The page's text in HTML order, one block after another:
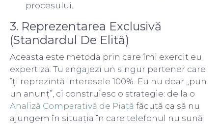
procesului.
3. Reprezentarea Exclusivă
(Standardul De Elită)
Aceasta este metoda prin care îmi exercit eu
expertiza. Tu angajezi un singur partener care
îți reprezintă interesele 100%. Eu nu doar „pun
un anunț”, ci construiesc o strategie: de la o
Analiză Comparativă de Piață făcută ca să nu
ajungem în situația în care telefonul nu sună